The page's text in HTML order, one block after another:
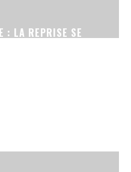
: LA REPRISE SE